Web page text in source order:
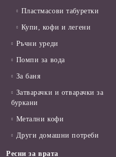
Пластмасови табуретки
Купи, кофи и легени
Ръчни уреди
Помпи за вода
За баня
Затварачки и отварачки за
буркани
Метални кофи
Други домашни потреби
Ресни за врата